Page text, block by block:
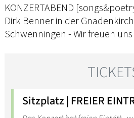
KONZERTABEND
Dirk Benner in der
Schwenningen - Wir freuen